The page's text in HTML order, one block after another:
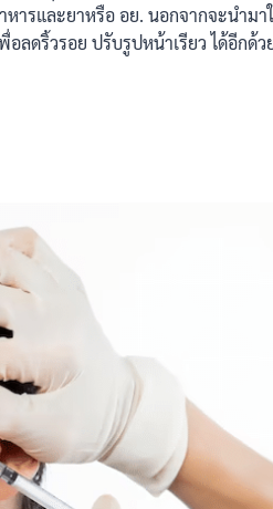
หารและยาหรือ อย. นอกจากจะนำมา
อลดริ้วรอย ปรับรูปหน้าเรียว ได้อีกด้ว